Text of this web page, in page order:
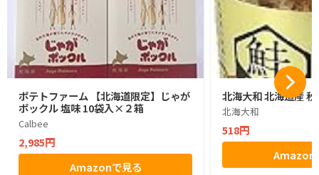
ポテトファーム 【北海道限定】じゃが
ポックル 塩味 10袋入×２箱
Calbee
2,985円
Amazonで見る
北海大和 北海道産
北海大和
518円
Amazon